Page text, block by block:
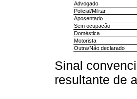
Advogado
Policial/Militar
Aposentado
Sem ocupação
Doméstica
Motorista
Outra/Não declarado
Sinal
resultante de